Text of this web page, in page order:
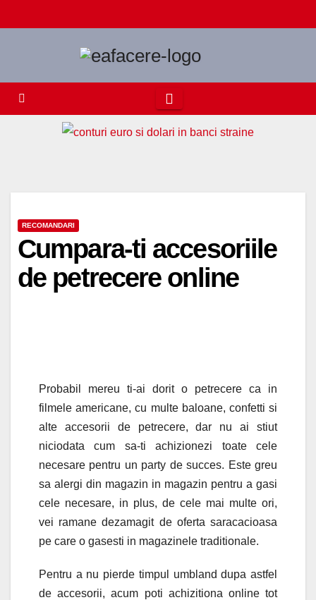
to
RECOMANDARI
Cumpara-ti accesoriile
de petrecere online
Probabil mereu ti-ai dorit o petrecere ca in
filmele americane, cu multe baloane, confetti si
alte accesorii de petrecere, dar nu ai stiut
niciodata cum sa-ti achizionezi toate cele
necesare pentru un party de succes. Este greu
sa alergi din magazin in magazin pentru a gasi
cele necesare, in plus, de cele mai multe ori,
vei ramane dezamagit de oferta saracacioasa
pe care o gasesti in magazinele traditionale.
Pentru a nu pierde timpul umbland dupa astfel
de accesorii, acum poti achizitiona online tot